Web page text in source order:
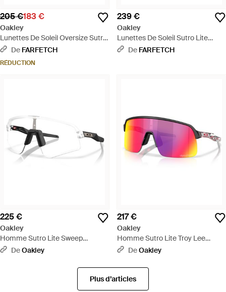
205 €183 €
Oakley
Lunettes De Soleil Oversize Sutro
Lite - Gris
De FARFETCH
RÉDUCTION
239 €
Oakley
Lunettes De Soleil Sutro Lite
Sweep - Rose
De FARFETCH
225 €
Oakley
Homme Sutro Lite Sweep
Lunettes De Soleil - Noir
DeOakley
217 €
Oakley
Homme Sutro Lite Troy Lee
Designs Series Lunettes De Soleil
DeOakley
Plus d’articles